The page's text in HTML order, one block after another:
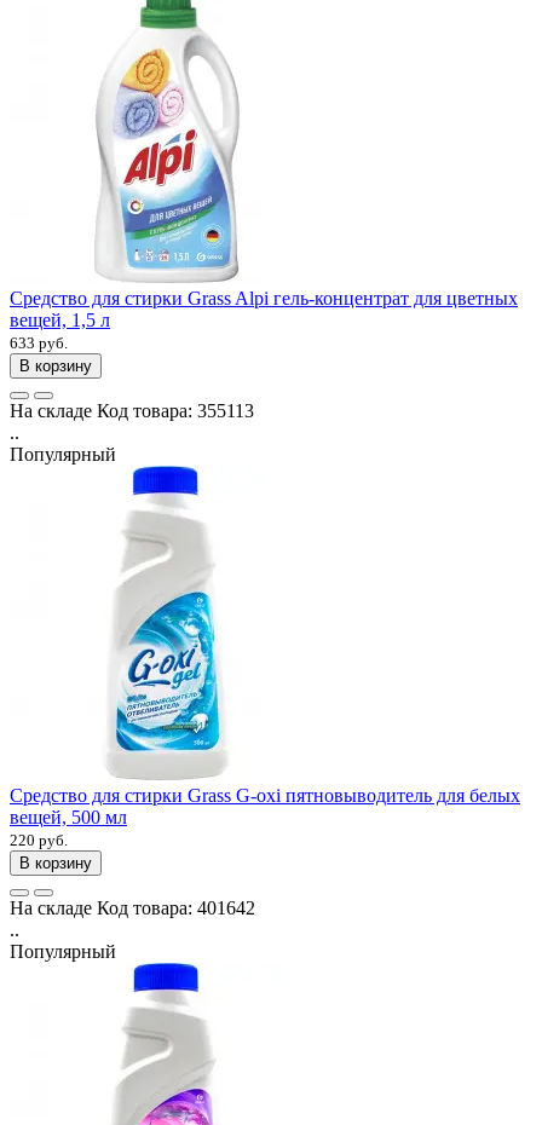
Средство для стирки Grass Alpi гель-концентрат для цветных
вещей, 1,5 л
633 руб.
В корзину
На складе Код товара: 355113
..
Популярный
Средство для стирки Grass G-oxi пятновыводитель для белых
вещей, 500 мл
220 руб.
В корзину
На складе Код товара: 401642
..
Популярный